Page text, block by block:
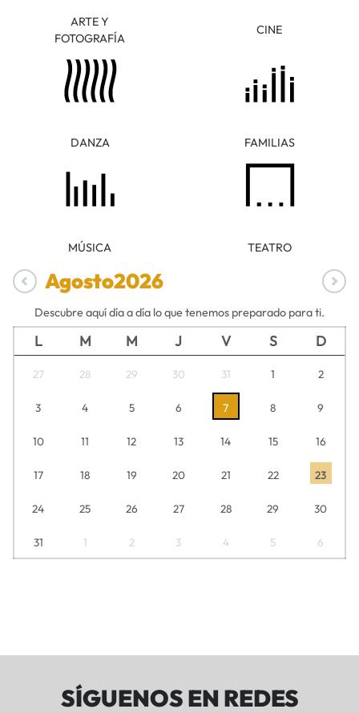
ARTE Y
FOTOGRAFÍA
CINE
DANZA FAMILIAS
MÚSICA TEATRO
Agosto2026
Descubre aquí día a día lo que tenemos preparado para ti.
L M M J V S D
27 28 29 30 31 1 2
3 4 5 6 7 8 9
10 11 12 13 14 15 16
17 18 19 20 21 22 23
24 25 26 27 28 29 30
31 1 2 3 4 5 6
SÍGUENOS EN REDES